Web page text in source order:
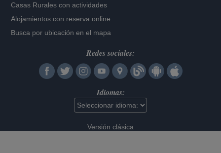
Casas Rurales con actividades
Alojamientos con reserva online
Busca por ubicación en el mapa
Redes sociales:
Idiomas:
Versión clásica